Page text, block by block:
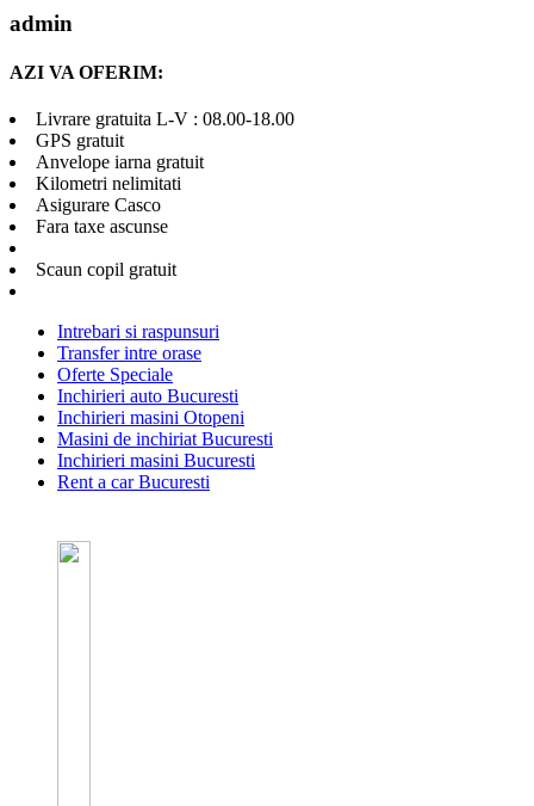
admin
AZI VA OFERIM:
Livrare gratuita L-V : 08.00-18.00
GPS gratuit
Anvelope iarna gratuit
Kilometri nelimitati
Asigurare Casco
Fara taxe ascunse
Scaun copil gratuit
Intrebari si raspunsuri
Transfer intre orase
Oferte Speciale
Inchirieri auto Bucuresti
Inchirieri masini Otopeni
Masini de inchiriat Bucuresti
Inchirieri masini Bucuresti
Rent a car Bucuresti